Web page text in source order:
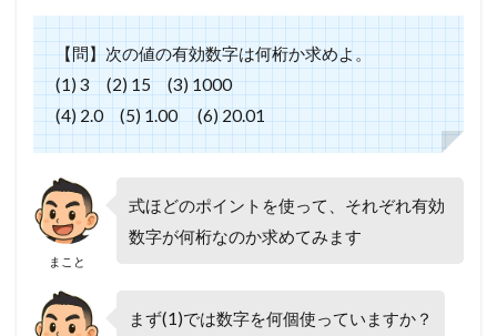
【問】次の値の有効数字は何桁か求めよ。
(1) 3 (2) 15 (3) 1000
(4) 2.0 (5) 1.00 (6) 20.01
まこと
式ほどのポイントを使って、それぞれ有効
数字が何桁なのか求めてみます
まず(1)では数字を何個使っていますか？